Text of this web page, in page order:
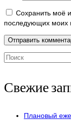
Сохранить моё
последующих моих
Поиск:
Свежие
Плановый